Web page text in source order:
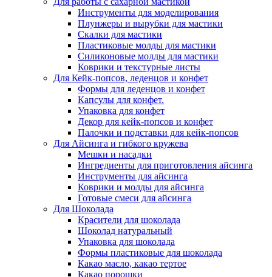
Инструменты для моделирования
Плунжеры и вырубки для мастики
Скалки для мастики
Пластиковые молды для мастики
Силиконовые молды для мастики
Коврики и текстурные листы
Для Кейк-попсов, леденцов и конфет
Формы для леденцов и конфет
Капсулы для конфет.
Упаковка для конфет
Декор для кейк-попсов и конфет
Палочки и подставки для кейк-попсов
Для Айсинга и гибкого кружева
Мешки и насадки
Ингредиенты для приготовления айсинга
Инструменты для айсинга
Коврики и молды для айсинга
Готовые смеси для айсинга
Для Шоколада
Красители для шоколада
Шоколад натуральный
Упаковка для шоколада
Формы пластиковые для шоколада
Какао масло, какао тертое
Какао порошки